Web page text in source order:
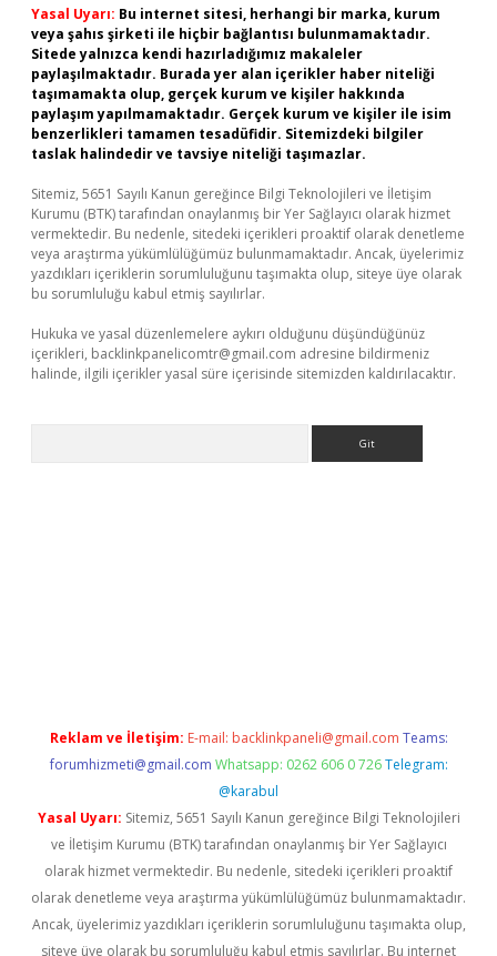
Yasal Uyarı: Bu internet sitesi, herhangi bir marka, kurum
veya şahıs şirketi ile hiçbir bağlantısı bulunmamaktadır.
Sitede yalnızca kendi hazırladığımız makaleler
paylaşılmaktadır. Burada yer alan içerikler haber niteliği
taşımamakta olup, gerçek kurum ve kişiler hakkında
paylaşım yapılmamaktadır. Gerçek kurum ve kişiler ile isim
benzerlikleri tamamen tesadüfidir. Sitemizdeki bilgiler
taslak halindedir ve tavsiye niteliği taşımazlar.
Sitemiz, 5651 Sayılı Kanun gereğince Bilgi Teknolojileri ve İletişim
Kurumu (BTK) tarafından onaylanmış bir Yer Sağlayıcı olarak hizmet
vermektedir. Bu nedenle, sitedeki içerikleri proaktif olarak denetleme
veya araştırma yükümlülüğümüz bulunmamaktadır. Ancak, üyelerimiz
yazdıkları içeriklerin sorumluluğunu taşımakta olup, siteye üye olarak
bu sorumluluğu kabul etmiş sayılırlar.
Hukuka ve yasal düzenlemelere aykırı olduğunu düşündüğünüz
içerikleri, backlinkpanelicomtr@gmail.com adresine bildirmeniz
halinde, ilgili içerikler yasal süre içerisinde sitemizden kaldırılacaktır.
Reklam ve İletişim: E-mail: backlinkpaneli@gmail.com Teams:
forumhizmeti@gmail.com Whatsapp: 0262 606 0 726 Telegram:
@karabul
Yasal Uyarı: Sitemiz, 5651 Sayılı Kanun gereğince Bilgi Teknolojileri
ve İletişim Kurumu (BTK) tarafından onaylanmış bir Yer Sağlayıcı
olarak hizmet vermektedir. Bu nedenle, sitedeki içerikleri proaktif
olarak denetleme veya araştırma yükümlülüğümüz bulunmamaktadır.
Ancak, üyelerimiz yazdıkları içeriklerin sorumluluğunu taşımakta olup,
siteye üye olarak bu sorumluluğu kabul etmiş sayılırlar. Bu internet